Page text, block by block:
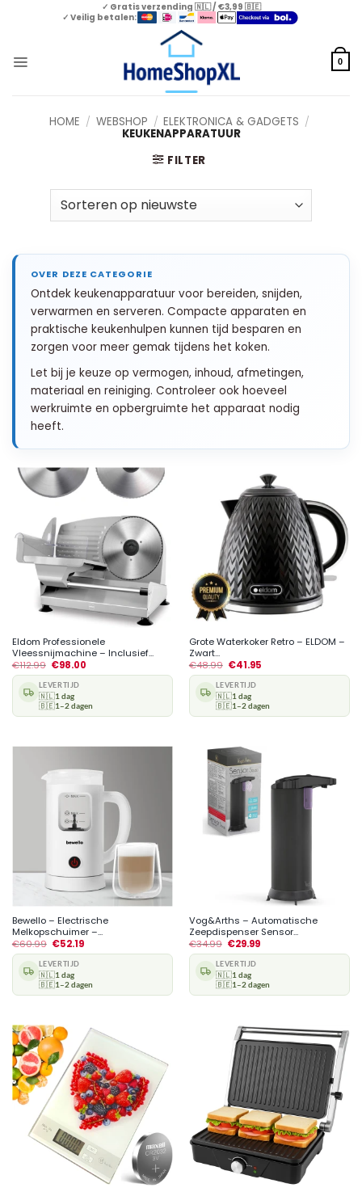
✓ Gratis verzending 🇳🇱 / €3,99 🇧🇪
✓ Veilig betalen:
0
HOME / WEBSHOP / ELEKTRONICA & GADGETS /
KEUKENAPPARATUUR
FILTER
Ontdek keukenapparatuur voor bereiden, snijden,
verwarmen en serveren. Compacte apparaten en
praktische keukenhulpen kunnen tijd besparen en
zorgen voor meer gemak tijdens het koken.
Let bij je keuze op vermogen, inhoud, afmetingen,
materiaal en reiniging. Controleer ook hoeveel
werkruimte en opbergruimte het apparaat nodig
heeft.
Eldom Professionele
Vleessnijmachine – Inclusief...
€112.99 €98.00
LEVERTIJD
🇳🇱1 dag
🇧🇪1–2 dagen
Grote Waterkoker Retro – ELDOM –
Zwart...
€48.99 €41.95
LEVERTIJD
🇳🇱1 dag
🇧🇪1–2 dagen
Bewello – Electrische
Melkopschuimer –...
€60.99 €52.19
LEVERTIJD
🇳🇱1 dag
🇧🇪1–2 dagen
Vog&Arths – Automatische
Zeepdispenser Sensor...
€34.99 €29.99
LEVERTIJD
🇳🇱1 dag
🇧🇪1–2 dagen